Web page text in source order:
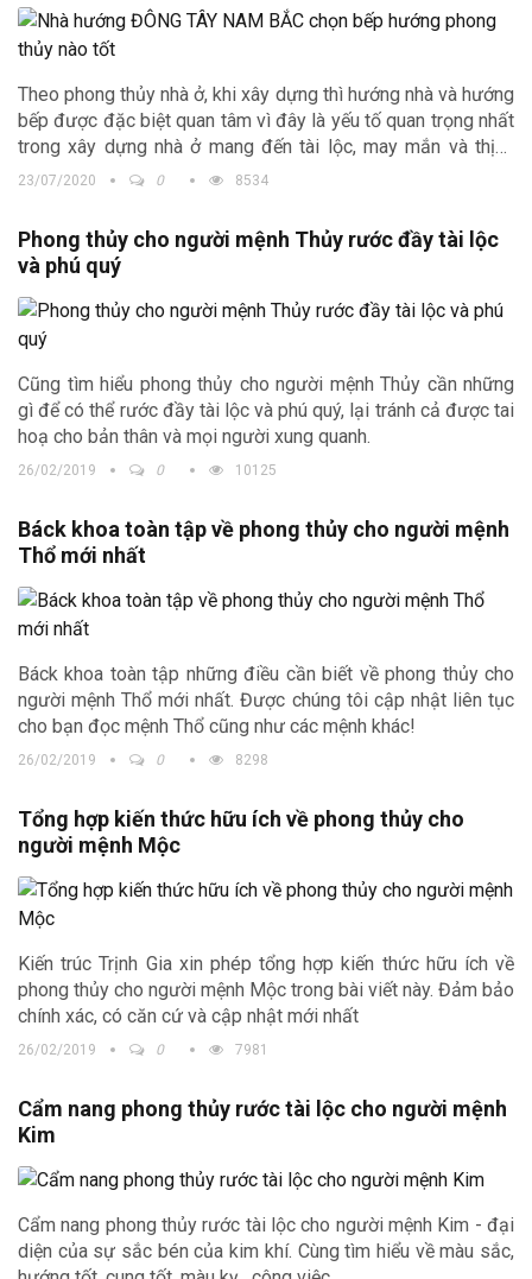
hài hòa phong thủy.
Theo phong thủy nhà ở, khi xây dựng thì hướng nhà và hướng
bếp được đặc biệt quan tâm vì đây là yếu tố quan trọng nhất
trong xây dựng nhà ở mang đến tài lộc, may mắn và thịnh
vượng cho gia chủ. Vì vậy, trong bài viết này Kiến trúc Trịnh
thiết nhất tránh những điều không may mắn.
23/07/2020 0 8534
Phong thủy cho người mệnh Thủy rước đầy tài lộc
và phú quý
Cũng tìm hiểu phong thủy cho người mệnh Thủy cần những
gì để có thể rước đầy tài lộc và phú quý, lại tránh cả được tai
hoạ cho bản thân và mọi người xung quanh.
26/02/2019 0 10125
Báck khoa toàn tập về phong thủy cho người mệnh
Thổ mới nhất
Báck khoa toàn tập những điều cần biết về phong thủy cho
người mệnh Thổ mới nhất. Được chúng tôi cập nhật liên tục
cho bạn đọc mệnh Thổ cũng như các mệnh khác!
26/02/2019 0 8298
Tổng hợp kiến thức hữu ích về phong thủy cho
người mệnh Mộc
Kiến trúc Trịnh Gia xin phép tổng hợp kiến thức hữu ích về
phong thủy cho người mệnh Mộc trong bài viết này. Đảm bảo
chính xác, có căn cứ và cập nhật mới nhất
26/02/2019 0 7981
Cẩm nang phong thủy rước tài lộc cho người mệnh
Kim
Cẩm nang phong thủy rước tài lộc cho người mệnh Kim - đại
diện của sự sắc bén của kim khí. Cùng tìm hiểu về màu sắc,